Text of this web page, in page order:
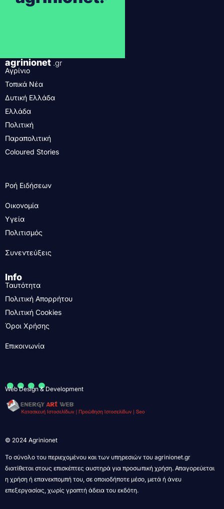
agrinionet .gr
Αγρίνιο
Τοπικά Νέα
Δυτική Ελλάδα
Ελλάδα
Πολιτική
Παραπολιτική
Coloured Stories
Ροή Ειδήσεων
Οικονομία
Υγεία
Πολιτισμός
Συνεντεύξεις
Info
Ταυτότητα
Πολιτική Απορρήτου
Πολιτική Cookies
Όροι Χρήσης
Επικοινωνία
....
Web Design & Development
© 2024 Agrinionet
Το σύνολο του περιεχομένου και των υπηρεσιών του agrinionet.gr
διατίθεται στους επισκέπτες αυστηρά για προσωπική χρήση. Απαγορεύεται
η χρήση ή επανεκπομπή του, σε οποιοδήποτε μέσο, μετά ή άνευ
επεξεργασίας, χωρίς γραπτή άδεια του εκδότη.